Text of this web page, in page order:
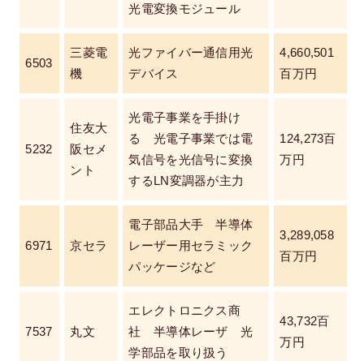
光電変換モジュール
6503
三菱電
機
光ファイバー通信用光
デバイス
4,660,501
百万円
5232
住友大
阪セメ
ント
光電子事業を手掛け
る 光電子事業では電
気信号を光信号に変換
するLN変調器が主力
124,273百
万円
6971 京セラ
電子部品大手 半導体
レーザー用セラミック
パッケージなど
3,289,058
百万円
7537 丸文
エレクトロニクス商
社 半導体レーザ 光
学部品を取り扱う
43,732百
万円